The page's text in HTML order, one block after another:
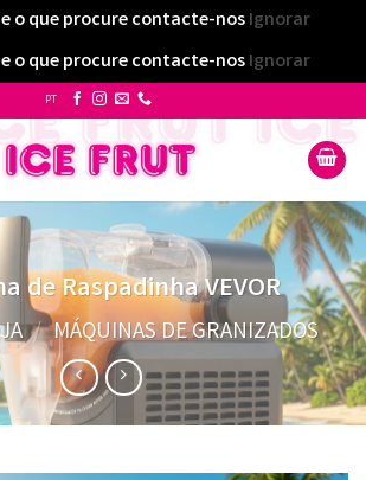
o que procure contacte-nosIgnorar
o que procure contacte-nosIgnorar
PT
de Raspadinha VEVOR
/ MÁQUINAS DE GRANIZADOS